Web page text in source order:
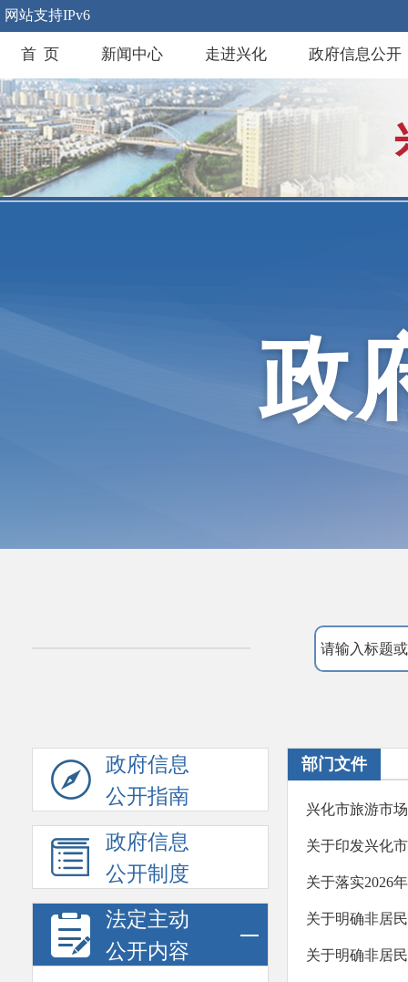
网站支持IPv6
首 页 新闻中心 走进兴化 政府信息公开
政
政府信息
公开指南
政府信息
公开制度
法定主动
公开内容
部门文件
兴化市旅游市
关于印发兴化
关于落实2026
关于明确非居
关于明确非居